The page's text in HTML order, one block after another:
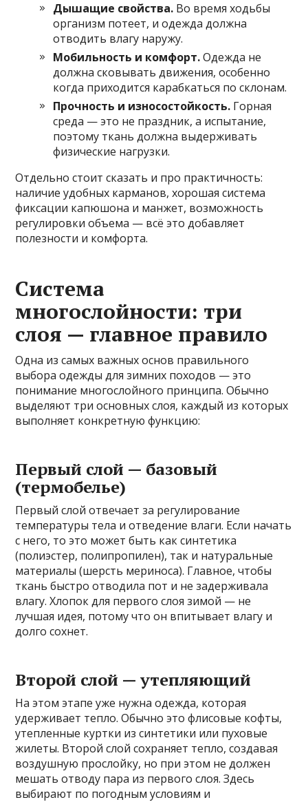
Дышащие свойства. Во время ходьбы
организм потеет, и одежда должна
отводить влагу наружу.
Мобильность и комфорт.Одежда не
должна сковывать движения, особенно
когда приходится карабкаться по склонам.
Прочность и износостойкость. Горная
среда — это не праздник, а испытание,
поэтому ткань должна выдерживать
физические нагрузки.
Отдельно стоит сказать и про практичность:
наличие удобных карманов, хорошая система
фиксации капюшона и манжет, возможность
регулировки объема — всё это добавляет
полезности и комфорта.
Система
многослойности: три
слоя — главное правило
Одна из самых важных основ правильного
выбора одежды для зимних походов — это
понимание многослойного принципа. Обычно
выделяют три основных слоя, каждый из которых
выполняет конкретную функцию:
Первый слой — базовый
(термобелье)
Первый слой отвечает за регулирование
температуры тела и отведение влаги. Если начать
с него, то это может быть как синтетика
(полиэстер, полипропилен), так и натуральные
материалы (шерсть мериноса). Главное, чтобы
ткань быстро отводила пот и не задерживала
влагу. Хлопок для первого слоя зимой — не
лучшая идея, потому что он впитывает влагу и
долго сохнет.
Второй слой — утепляющий
На этом этапе уже нужна одежда, которая
удерживает тепло. Обычно это флисовые кофты,
утепленные куртки из синтетики или пуховые
жилеты. Второй слой сохраняет тепло, создавая
воздушную прослойку, но при этом не должен
мешать отводу пара из первого слоя. Здесь
выбирают по погодным условиям и